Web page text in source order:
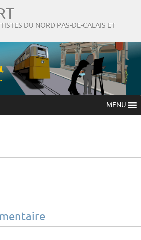
DU NORD PAS-DE-CALAIS ET
MENU